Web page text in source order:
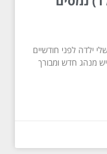
ילדה לפני חודשיים
מנהג חדש ומבורך